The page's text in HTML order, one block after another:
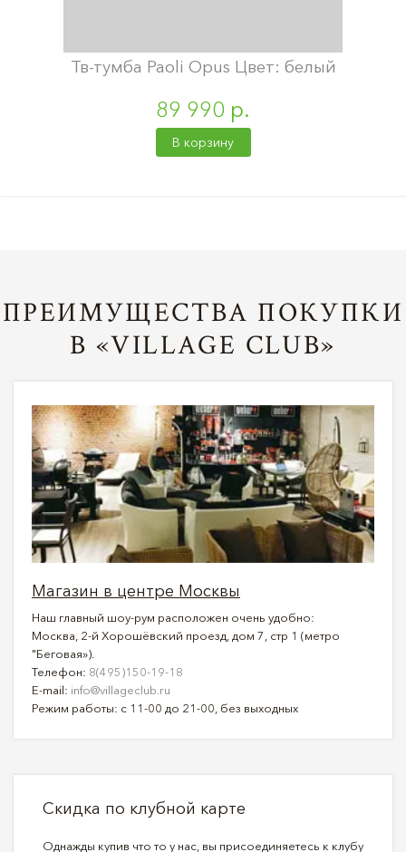
Тв-тумба Paoli Opus Цвет: белый
89 990 р.
В корзину
ПРЕИМУЩЕСТВА ПОКУПКИ
В «VILLAGE CLUB»
Магазин в центре Москвы
Наш главный шоу-рум расположен очень удобно:
Москва, 2-й Хорошёвский проезд, дом 7, стр 1 (метро
"Беговая»).
Телефон: 8(495)150-19-18
E-mail: info@villageclub.ru
Режим работы: с 11-00 до 21-00, без выходных
Скидка по клубной карте
Однажды купив что то у нас, вы присоединяетесь к клубу